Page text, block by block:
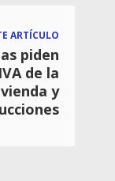
ARTÍCULO
piden
de la
y